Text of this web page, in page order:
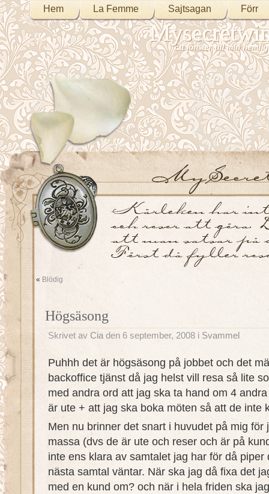
Hem La Femme Sajtsagan Förr
Ett fönster till min
« Blödig
Högsäsong
Skrivet av Cia den 6 september, 2008 i Svammel
Puhhh det är högsäsong på jobbet och det
backoffice tjänst då jag helst vill resa så lite
med andra ord att jag ska ta hand om 4
är ute + att jag ska boka möten så att de inte
Men nu brinner det snart i huvudet på mig för
massa (dvs de är ute och reser och är på
inte ens klara av samtalet jag har för då piper
nästa samtal väntar. När ska jag då fixa det
med en kund om? och när i hela friden ska